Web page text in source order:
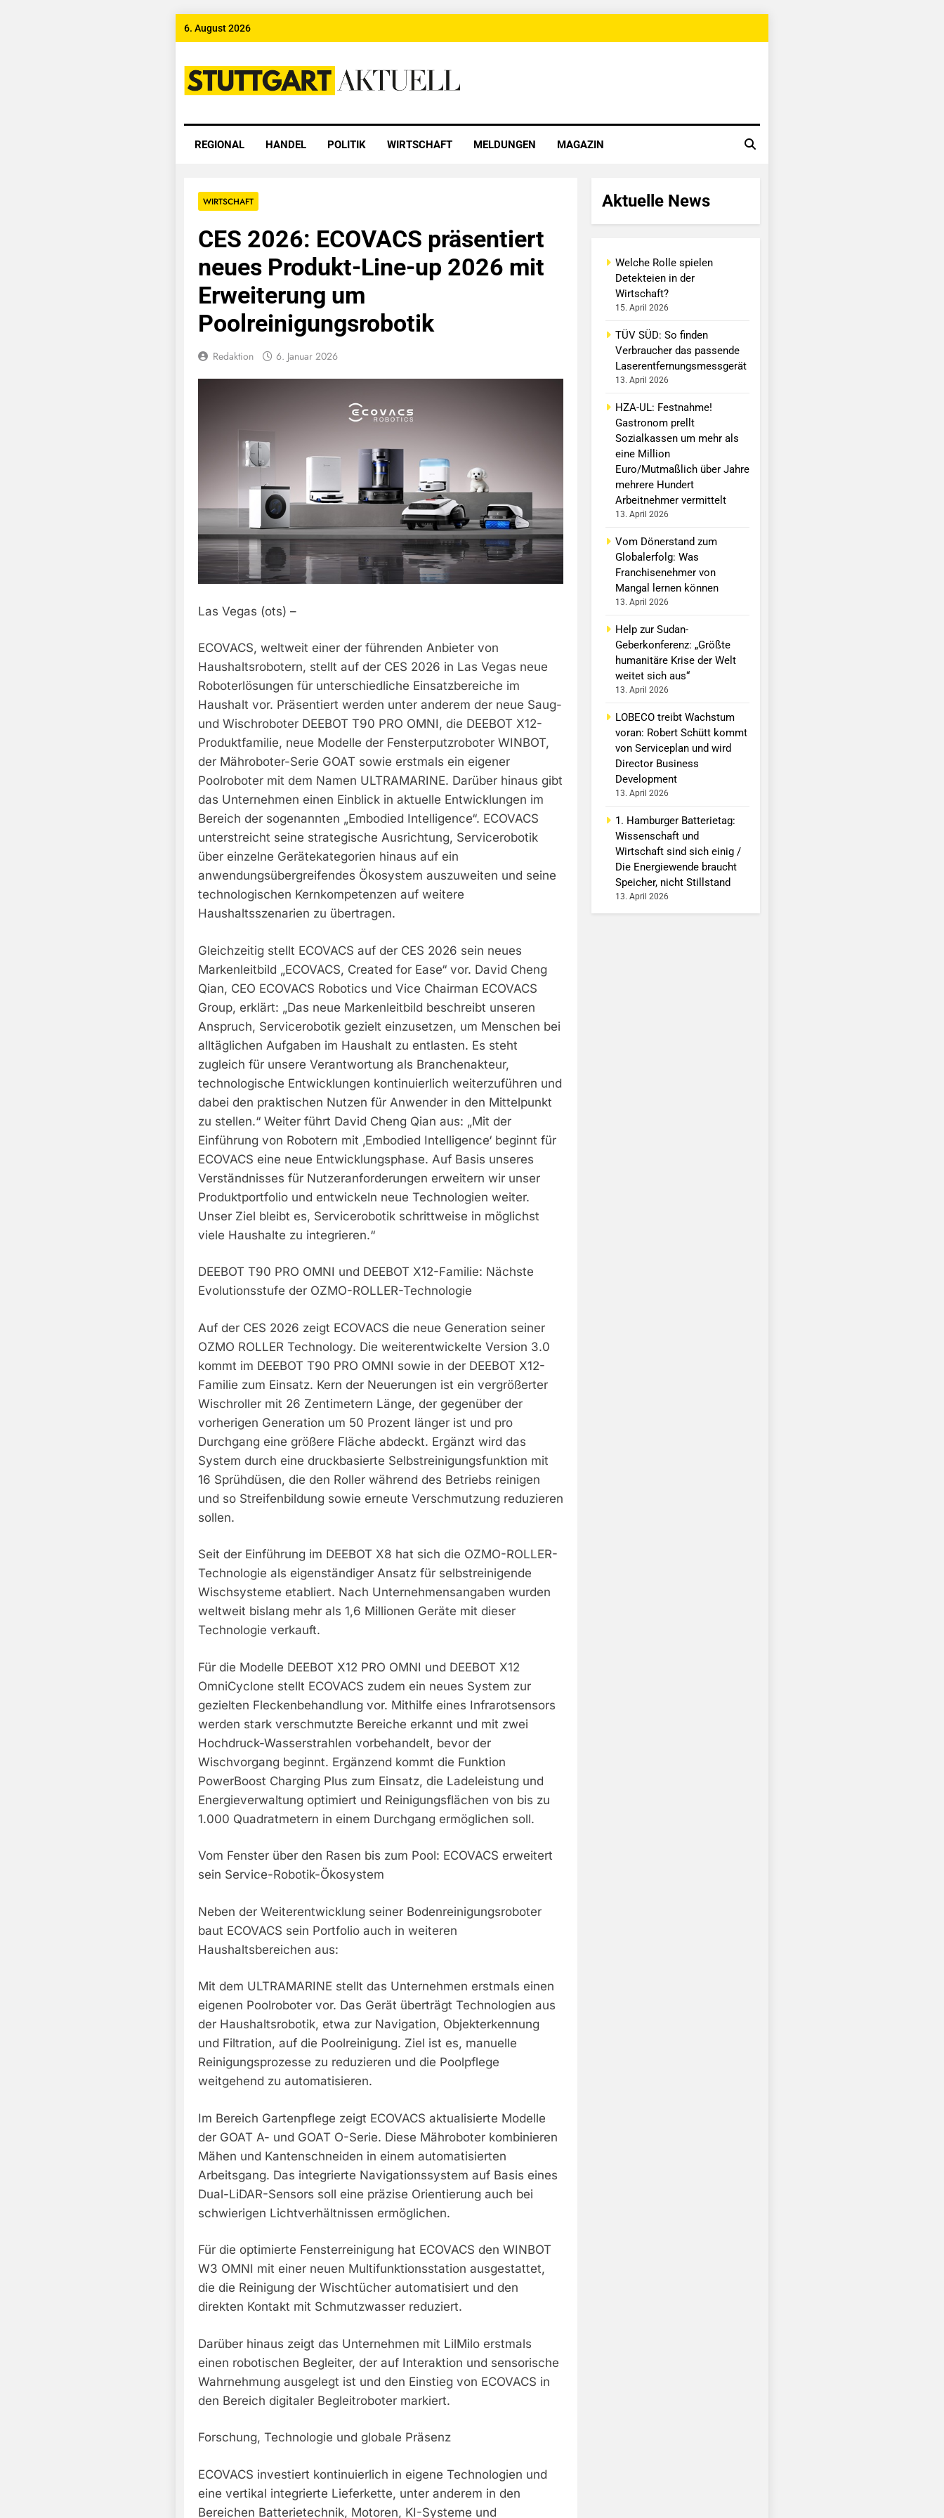
Skip
6. August 2026
Stuttgart Aktuell
REGIONAL HANDEL POLITIK WIRTSCHAFT MELDUNGEN MAGAZIN
WIRTSCHAFT
CES 2026: ECOVACS präsentiert
neues Produkt-Line-up 2026 mit
Erweiterung um
Poolreinigungsrobotik
Redaktion 6. Januar 2026
Las Vegas (ots) –
ECOVACS, weltweit einer der führenden Anbieter von
Haushaltsrobotern, stellt auf der CES 2026 in Las Vegas neue
Roboterlösungen für unterschiedliche Einsatzbereiche im
Haushalt vor. Präsentiert werden unter anderem der neue Saug-
und Wischroboter DEEBOT T90 PRO OMNI, die DEEBOT X12-
Produktfamilie, neue Modelle der Fensterputzroboter WINBOT,
der Mähroboter-Serie GOAT sowie erstmals ein eigener
Poolroboter mit dem Namen ULTRAMARINE. Darüber hinaus gibt
das Unternehmen einen Einblick in aktuelle Entwicklungen im
Bereich der sogenannten „Embodied Intelligence“. ECOVACS
unterstreicht seine strategische Ausrichtung, Servicerobotik
über einzelne Gerätekategorien hinaus auf ein
anwendungsübergreifendes Ökosystem auszuweiten und seine
technologischen Kernkompetenzen auf weitere
Haushaltsszenarien zu übertragen.
Gleichzeitig stellt ECOVACS auf der CES 2026 sein neues
Markenleitbild „ECOVACS, Created for Ease“ vor. David Cheng
Qian, CEO ECOVACS Robotics und Vice Chairman ECOVACS
Group, erklärt: „Das neue Markenleitbild beschreibt unseren
Anspruch, Servicerobotik gezielt einzusetzen, um Menschen bei
alltäglichen Aufgaben im Haushalt zu entlasten. Es steht
zugleich für unsere Verantwortung als Branchenakteur,
technologische Entwicklungen kontinuierlich weiterzuführen und
dabei den praktischen Nutzen für Anwender in den Mittelpunkt
zu stellen.“ Weiter führt David Cheng Qian aus: „Mit der
Einführung von Robotern mit ‚Embodied Intelligence‘ beginnt für
ECOVACS eine neue Entwicklungsphase. Auf Basis unseres
Verständnisses für Nutzeranforderungen erweitern wir unser
Produktportfolio und entwickeln neue Technologien weiter.
Unser Ziel bleibt es, Servicerobotik schrittweise in möglichst
viele Haushalte zu integrieren.“
DEEBOT T90 PRO OMNI und DEEBOT X12-Familie: Nächste
Evolutionsstufe der OZMO-ROLLER-Technologie
Auf der CES 2026 zeigt ECOVACS die neue Generation seiner
OZMO ROLLER Technology. Die weiterentwickelte Version 3.0
kommt im DEEBOT T90 PRO OMNI sowie in der DEEBOT X12-
Familie zum Einsatz. Kern der Neuerungen ist ein vergrößerter
Wischroller mit 26 Zentimetern Länge, der gegenüber der
vorherigen Generation um 50 Prozent länger ist und pro
Durchgang eine größere Fläche abdeckt. Ergänzt wird das
System durch eine druckbasierte Selbstreinigungsfunktion mit
16 Sprühdüsen, die den Roller während des Betriebs reinigen
und so Streifenbildung sowie erneute Verschmutzung reduzieren
sollen.
Seit der Einführung im DEEBOT X8 hat sich die OZMO-ROLLER-
Technologie als eigenständiger Ansatz für selbstreinigende
Wischsysteme etabliert. Nach Unternehmensangaben wurden
weltweit bislang mehr als 1,6 Millionen Geräte mit dieser
Technologie verkauft.
Für die Modelle DEEBOT X12 PRO OMNI und DEEBOT X12
OmniCyclone stellt ECOVACS zudem ein neues System zur
gezielten Fleckenbehandlung vor. Mithilfe eines Infrarotsensors
werden stark verschmutzte Bereiche erkannt und mit zwei
Hochdruck-Wasserstrahlen vorbehandelt, bevor der
Wischvorgang beginnt. Ergänzend kommt die Funktion
PowerBoost Charging Plus zum Einsatz, die Ladeleistung und
Energieverwaltung optimiert und Reinigungsflächen von bis zu
1.000 Quadratmetern in einem Durchgang ermöglichen soll.
Vom Fenster über den Rasen bis zum Pool: ECOVACS erweitert
sein Service-Robotik-Ökosystem
Neben der Weiterentwicklung seiner Bodenreinigungsroboter
baut ECOVACS sein Portfolio auch in weiteren
Haushaltsbereichen aus:
Mit dem ULTRAMARINE stellt das Unternehmen erstmals einen
eigenen Poolroboter vor. Das Gerät überträgt Technologien aus
der Haushaltsrobotik, etwa zur Navigation, Objekterkennung
und Filtration, auf die Poolreinigung. Ziel ist es, manuelle
Reinigungsprozesse zu reduzieren und die Poolpflege
weitgehend zu automatisieren.
Im Bereich Gartenpflege zeigt ECOVACS aktualisierte Modelle
der GOAT A- und GOAT O-Serie. Diese Mähroboter kombinieren
Mähen und Kantenschneiden in einem automatisierten
Arbeitsgang. Das integrierte Navigationssystem auf Basis eines
Dual-LiDAR-Sensors soll eine präzise Orientierung auch bei
schwierigen Lichtverhältnissen ermöglichen.
Für die optimierte Fensterreinigung hat ECOVACS den WINBOT
W3 OMNI mit einer neuen Multifunktionsstation ausgestattet,
die die Reinigung der Wischtücher automatisiert und den
direkten Kontakt mit Schmutzwasser reduziert.
Darüber hinaus zeigt das Unternehmen mit LilMilo erstmals
einen robotischen Begleiter, der auf Interaktion und sensorische
Wahrnehmung ausgelegt ist und den Einstieg von ECOVACS in
den Bereich digitaler Begleitroboter markiert.
Forschung, Technologie und globale Präsenz
ECOVACS investiert kontinuierlich in eigene Technologien und
eine vertikal integrierte Lieferkette, unter anderem in den
Bereichen Batterietechnik, Motoren, KI-Systeme und
Aktuelle News
Welche Rolle spielen
Detekteien in der
Wirtschaft?
15. April 2026
TÜV SÜD: So finden
Verbraucher das passende
Laserentfernungsmessgerät
13. April 2026
HZA-UL: Festnahme!
Gastronom prellt
Sozialkassen um mehr als
eine Million
Euro/Mutmaßlich über Jahre
mehrere Hundert
Arbeitnehmer vermittelt
13. April 2026
Vom Dönerstand zum
Globalerfolg: Was
Franchisenehmer von
Mangal lernen können
13. April 2026
Help zur Sudan-
Geberkonferenz: „Größte
humanitäre Krise der Welt
weitet sich aus“
13. April 2026
LOBECO treibt Wachstum
voran: Robert Schütt kommt
von Serviceplan und wird
Director Business
Development
13. April 2026
1. Hamburger Batterietag:
Wissenschaft und
Wirtschaft sind sich einig /
Die Energiewende braucht
Speicher, nicht Stillstand
13. April 2026